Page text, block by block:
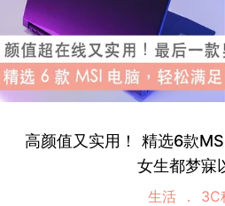
高颜值又实用！ 精选6款
女生都梦寐
生活 3C